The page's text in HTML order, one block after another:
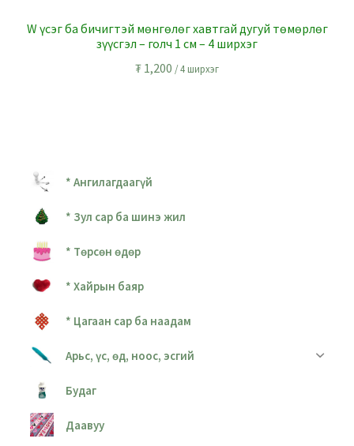
W үсэг ба бичигтэй мөнгөлөг хавтгай дугуй төмөрлөг
зүүсгэл – голч 1 см – 4 ширхэг
₮ 1,200 / 4 ширхэг
* Ангилагдаагүй
* Зул сар ба шинэ жил
* Төрсөн өдөр
* Хайрын баяр
* Цагаан сар ба наадам
Арьс, үс, өд, ноос, эсгий
Будаг
Даавуу